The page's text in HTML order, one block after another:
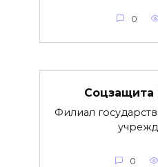
0
Соцзащита
Филиал
0